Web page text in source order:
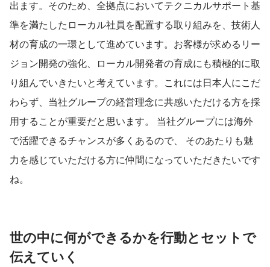
出ます。そのため、全拠点においてテクニカルサポート基
準を満たしたローカル社員を配置する取り組みを、技術人
材の育成の一環として進めています。お客様が求めるリー
ジョン開発の強化、ローカル開発者の育成にも積極的に取
り組んでいきたいと考えています。これには日本人にこだ
わらず、当社グループの経営理念に共感いただける方を採
用することが重要だと思います。 当社グループには海外
で活躍できるチャンスが多くあるので、 そのあたりも魅
力を感じていただける方に仲間になっていただきたいです
ね。
世の中に何ができるかを行動とセットで
伝えていく